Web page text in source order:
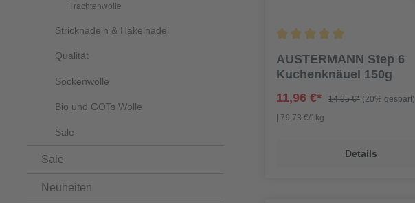
Trachtenwolle
Stricknadeln & Häkelnadel
Qualität
Sockenwolle
Bio und GOTs Wolle
Sale
Sale
Neuheiten
AUSTERMANN Step 6
Kuchenknäuel 150g
11,96 €*
14,95 €* (20% gespart)
| 79,73 €/1kg
Details